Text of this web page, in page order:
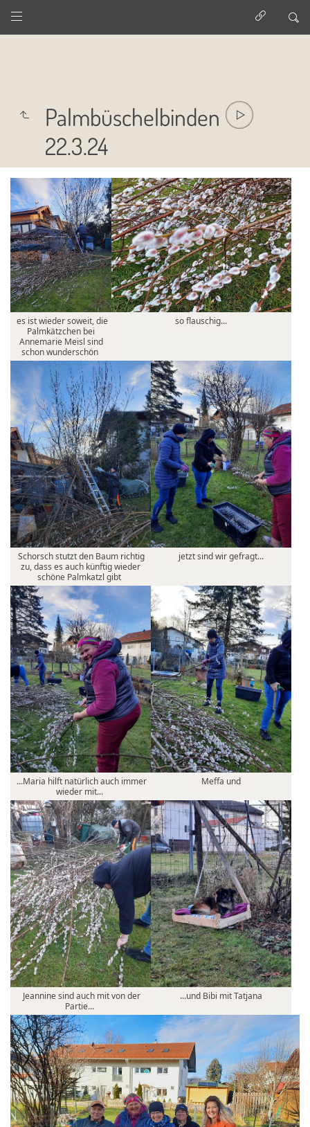
Palmbüschelbinden
22.3.24
es ist wieder soweit, die
Palmkätzchen bei
Annemarie Meisl sind
schon wunderschön
so flauschig...
Schorsch stutzt den Baum richtig
zu, dass es auch künftig wieder
schöne Palmkatzl gibt
jetzt sind wir gefragt...
...Maria hilft natürlich auch immer
wieder mit...
Meffa und
Jeannine sind auch mit von der
Partie...
...und Bibi mit Tatjana